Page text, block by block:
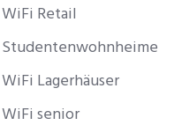
WiFi Retail
Studentenwohnheime
WiFi Lagerhäuser
WiFi senior